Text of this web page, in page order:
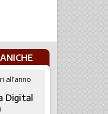
all'anno
Digital